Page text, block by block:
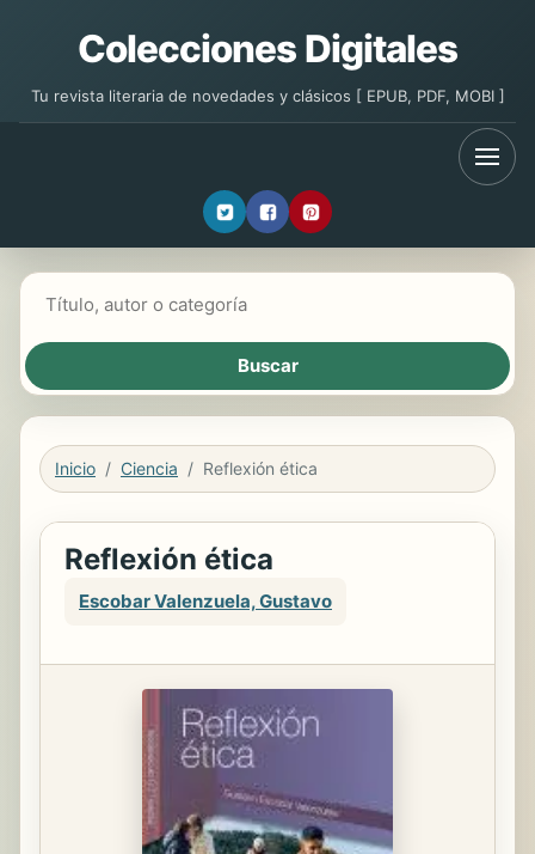
Colecciones Digitales
Tu revista literaria de novedades y clásicos [ EPUB, PDF, MOBI ]
Inicio Ciencia Reflexión ética
Reflexión ética
Escobar Valenzuela, Gustavo